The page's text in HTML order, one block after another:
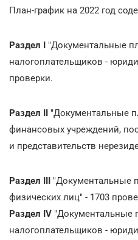
План-график на 2022 год
Раздел I "Документальные
налогоплательщиков -
проверки.
Раздел II "Документальные
финансовых учреждений,
и представительств
Раздел ІІІ "Документальные
физических лиц" - 1703
Раздел IV "Документальные
налогоплательщиков -